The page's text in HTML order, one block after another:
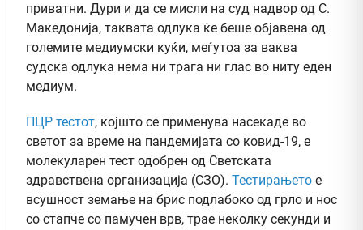
приватни. Дури и да се мисли на суд надвор од С.
Македонија, таквата одлука ќе беше објавена од
големите медиумски куќи, меѓутоа за ваква
судска одлука нема ни трага ни глас во ниту еден
медиум.
ПЦР тестот, којшто се применува насекаде во
светот за време на пандемијата со ковид-19, е
молекуларен тест одобрен од Светската
здравствена организација (СЗО). Тестирањето е
всушност земање на брис подлабоко од грло и нос
со стапче со памучен врв, трае неколку секунди и